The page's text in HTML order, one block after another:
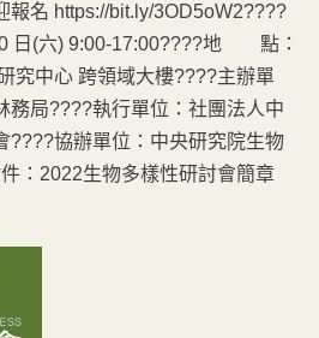
報名 https://bit.ly/3OD5oW2????
(六) 9:00-17:00????地 點：
究中心 跨領域大樓????主辦單
務局????執行單位：社團法人中
????協辦單位：中央研究院生物
：2022生物多樣性研討會簡章